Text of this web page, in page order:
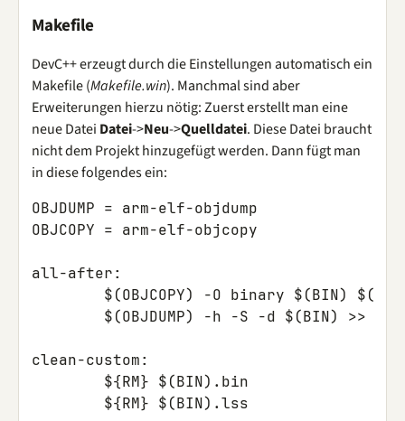
Makefile
DevC++ erzeugt durch die Einstellungen automatisch ein
Makefile (Makefile.win). Manchmal sind aber
Erweiterungen hierzu nötig: Zuerst erstellt man eine
neue Datei Datei->Neu->Quelldatei. Diese Datei braucht
nicht dem Projekt hinzugefügt werden. Dann fügt man
in diese folgendes ein:
OBJDUMP = arm-elf-objdump
OBJCOPY = arm-elf-objcopy
all-after:
clean-custom: